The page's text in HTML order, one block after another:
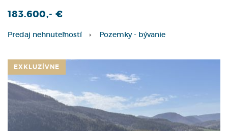
183.600,- €
Predaj nehnuteľností Pozemky - bývanie
EXKLUZÍVNE